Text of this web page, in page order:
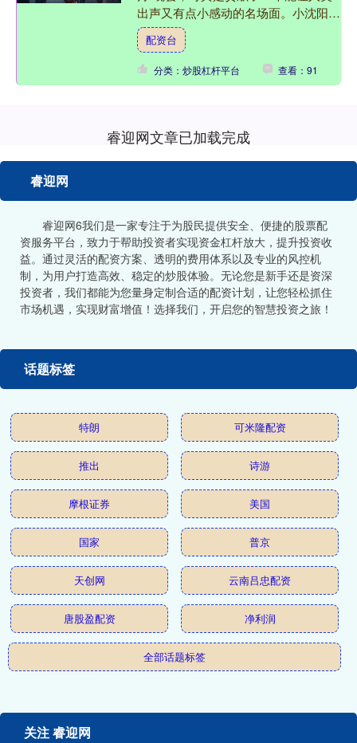
出声又有点小感动的名场面。小沈阳正
深情款款地唱完《大海》的最后一
句“请全部带走”，好家伙，旁....
配资台
分类：炒股杠杆平台 查看：91
睿迎网文章已加载完成
睿迎网
睿迎网6我们是一家专注于为股民提供安全、便捷的股票配
资服务平台，致力于帮助投资者实现资金杠杆放大，提升投资收
益。通过灵活的配资方案、透明的费用体系以及专业的风控机
制，为用户打造高效、稳定的炒股体验。无论您是新手还是资深
投资者，我们都能为您量身定制合适的配资计划，让您轻松抓住
市场机遇，实现财富增值！选择我们，开启您的智慧投资之旅！
话题标签
特朗 可米隆配资
推出 诗游
摩根证券 美国
国家 普京
天创网 云南吕忠配资
唐股盈配资 净利润
全部话题标签
关注 睿迎网